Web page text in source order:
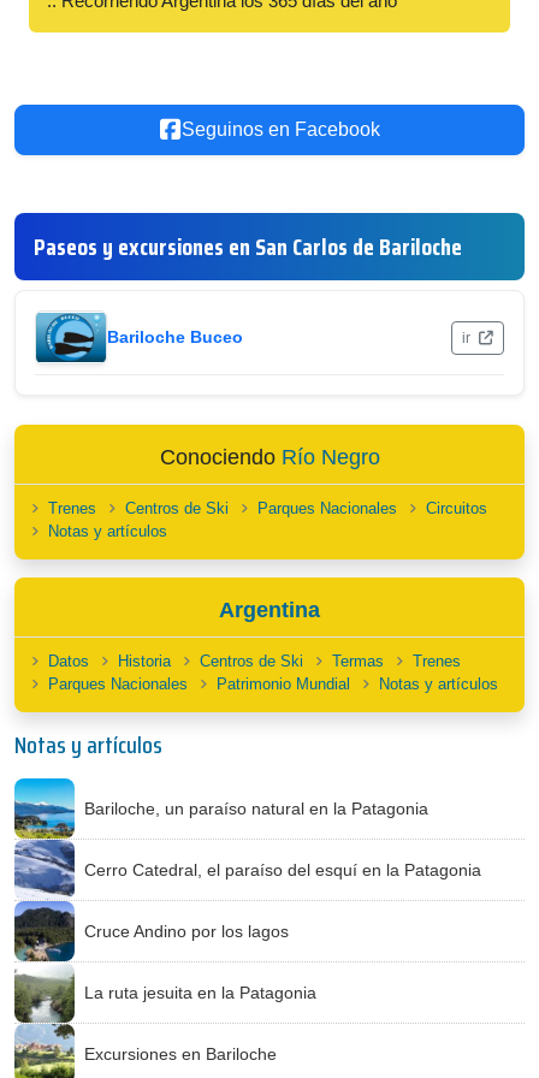
Seguinos en Facebook
Paseos y excursiones en San Carlos de Bariloche
Bariloche Buceo ir
Conociendo Río Negro
Trenes Centros de Ski Parques Nacionales
Circuitos
Notas y artículos
Argentina
Datos Historia Centros de Ski Termas
Trenes
Parques Nacionales
Patrimonio Mundial Notas y artículos
Notas y artículos
Bariloche, un paraíso natural en la Patagonia
Cerro Catedral, el paraíso del esquí en la Patagonia
Cruce Andino por los lagos
La ruta jesuita en la Patagonia
Excursiones en Bariloche